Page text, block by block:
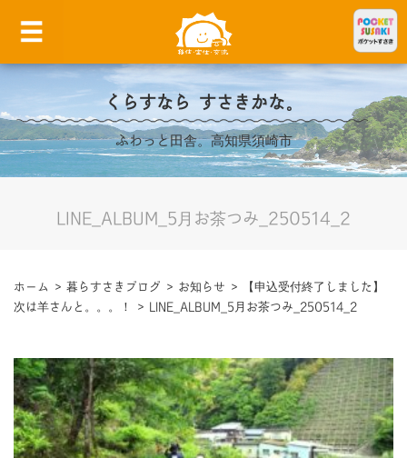
くらすなら すさきかな。
ふわっと田舎。高知県須崎市
LINE_ALBUM_5月お茶つみ_250514_2
ホーム > 暮らすさきブログ > お知らせ >
【申込受付終了しました】
次は羊さんと。。。！
> LINE_ALBUM_5月お茶つみ_250514_2